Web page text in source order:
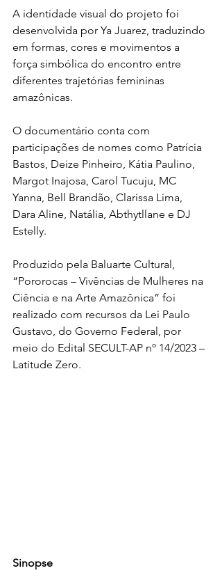
A identidade visual do projeto foi
desenvolvida por Ya Juarez, traduzindo
em formas, cores e movimentos a
força simbólica do encontro entre
diferentes trajetórias femininas
amazônicas.
O documentário conta com
participações de nomes como Patrícia
Bastos, Deize Pinheiro, Kátia Paulino,
Margot Inajosa, Carol Tucuju, MC
Yanna, Bell Brandão, Clarissa Lima,
Dara Aline, Natália, Abthytllane e DJ
Estelly.
Produzido pela Baluarte Cultural,
“Pororocas – Vivências de Mulheres na
Ciência e na Arte Amazônica” foi
realizado com recursos da Lei Paulo
Gustavo, do Governo Federal, por
meio do Edital SECULT-AP nº 14/2023 –
Latitude Zero.
Sinopse